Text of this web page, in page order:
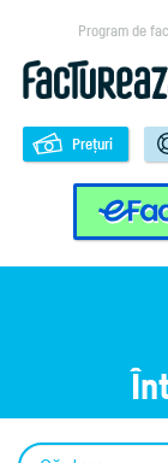
Program de
Prețuri